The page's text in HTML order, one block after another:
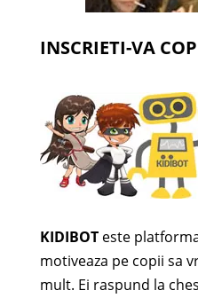
INSCRIETI-VA
KIDIBOTeste
motiveaza pe copii sa
mult. Ei raspund la